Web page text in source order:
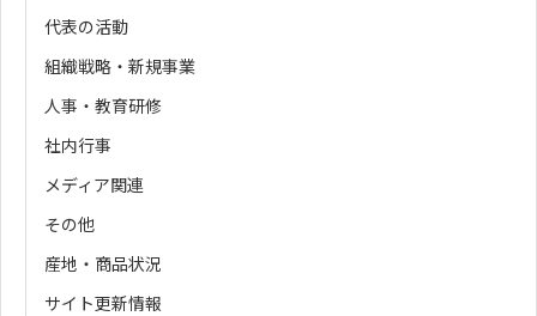
代表の活動
組織戦略・新規事業
人事・教育研修
社内行事
メディア関連
その他
産地・商品状況
サイト更新情報